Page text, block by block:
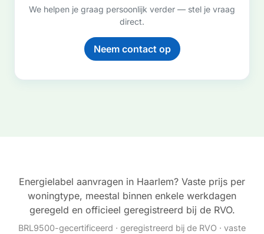
We helpen je graag persoonlijk verder — stel je vraag
direct.
Neem contact op
Energielabel aanvragen in Haarlem? Vaste prijs per
woningtype, meestal binnen enkele werkdagen
geregeld en officieel geregistreerd bij de RVO.
BRL9500-gecertificeerd · geregistreerd bij de RVO · vaste